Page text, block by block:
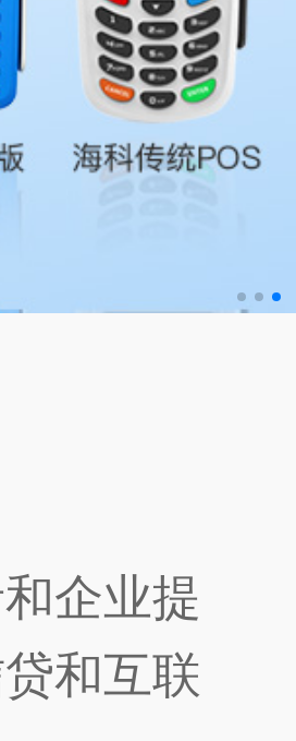
企业提
和互联